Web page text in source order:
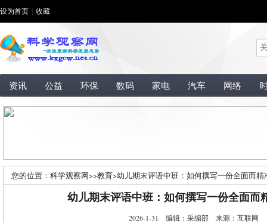
设为首页 收藏
资讯 公益 环保 数码 家电 汽车 网络
您的位置： 科学观察网>>教育>幼儿期末评语中班：如何撰写一份全面而精
幼儿期末评语中班：如何撰写一份全面而
2026-1-31 编辑：采编部 来源：互联网